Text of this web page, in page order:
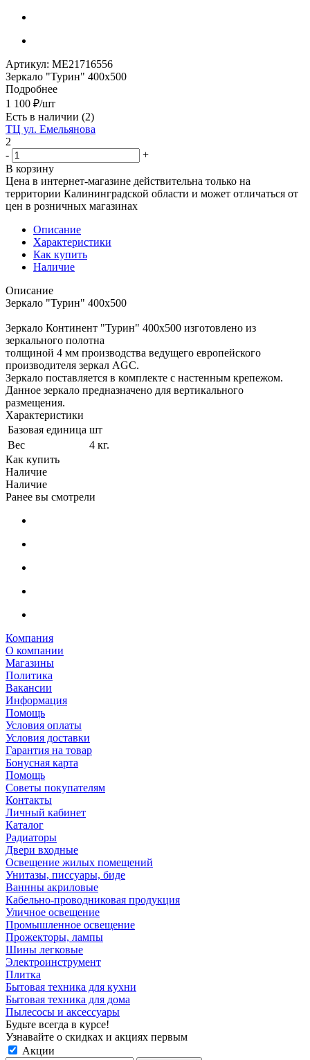
Артикул: МЕ21716556
Зеркало "Турин" 400х500
Подробнее
1 100 ₽/шт
Есть в наличии (2)
ТЦ ул. Емельянова
2
-
+
В корзину
Цена в интернет-магазине действительна только на
территории Калининградской области и может отличаться от
цен в розничных магазинах
Описание
Характеристики
Как купить
Наличие
Описание
Зеркало "Турин" 400х500
Зеркало Континент "Турин" 400x500 изготовлено из
зеркального полотна
толщиной 4 мм производства ведущего европейского
производителя зеркал AGC.
Зеркало поставляется в комплекте с настенным крепежом.
Данное зеркало предназначено для вертикального
размещения.
Характеристики
Базовая единица шт
Вес
4 кг.
Как купить
Наличие
Наличие
Ранее вы смотрели
Компания
О компании
Магазины
Политика
Вакансии
Информация
Помощь
Условия оплаты
Условия доставки
Гарантия на товар
Бонусная карта
Помощь
Советы покупателям
Контакты
Личный кабинет
Каталог
Радиаторы
Двери входные
Освещение жилых помещений
Унитазы, писсуары, биде
Ваннны акриловые
Кабельно-проводниковая продукция
Уличное освещение
Промышленное освещение
Прожекторы, лампы
Шины легковые
Электроинструмент
Плитка
Бытовая техника для кухни
Бытовая техника для дома
Пылесосы и аксессуары
Будьте всегда в курсе!
Узнавайте о скидках и акциях первым
Акции